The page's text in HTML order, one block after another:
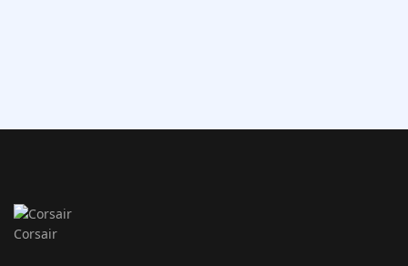
Corsair